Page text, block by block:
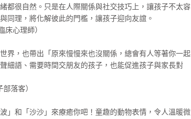
很自然。只是在人際關係與社交技巧上，讓孩子不太容
同理，將化解彼此的門檻，讓孩子迎向友誼。
心理師）
界，也帶出「原來慢慢來也沒關係，總會有人等著你一起
細語、需要時間交朋友的孩子，也能促進孩子與家長對
落客）
」和「沙沙」來療癒你吧！童趣的動物表情，令人溫暖微